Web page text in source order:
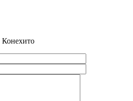
Конехито